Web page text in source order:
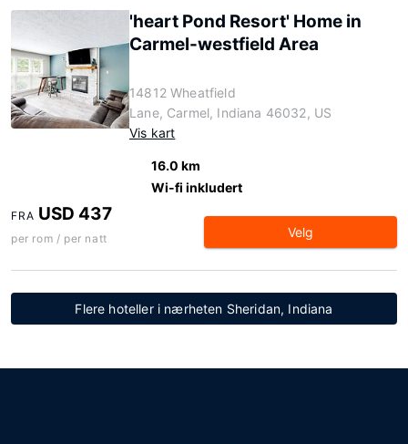
'heart Pond Resort' Home in
Carmel-westfield Area
14812 Wheatfield
Lane, Carmel, Indiana 46032, US
Vis kart
16.0 km
Wi-fi inkludert
FRA USD 437
per rom / per natt Velg
Flere hoteller i nærheten Sheridan, Indiana